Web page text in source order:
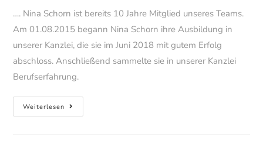
…. Nina Schorn ist bereits 10 Jahre Mitglied unseres Teams.
Am 01.08.2015 begann Nina Schorn ihre Ausbildung in
unserer Kanzlei, die sie im Juni 2018 mit gutem Erfolg
abschloss. Anschließend sammelte sie in unserer Kanzlei
Berufserfahrung.
Weiterlesen
diesjährige